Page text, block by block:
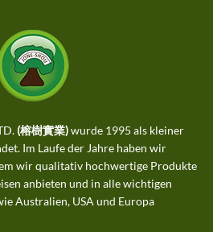
(榕樹實業)wurde 1995 als kleiner
Im Laufe der Jahre haben wir
wir qualitativ hochwertige Produkte
anbieten und in alle wichtigen
Australien, USA und Europa